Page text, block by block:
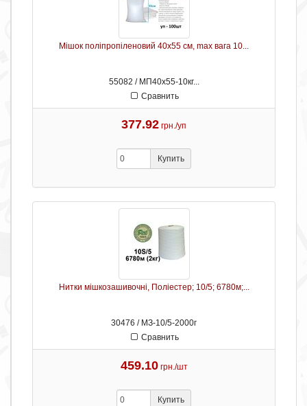
Мішок поліпропіленовий 40х55 см, max вага 10...
55082 / МП40х55-10кг...
Сравнить
377.92 грн./уп
Купить
Нитки мішкозашивочні, Поліестер; 10/5; 6780м;...
30476 / МЗ-10/5-2000г
Сравнить
459.10 грн./шт
Купить